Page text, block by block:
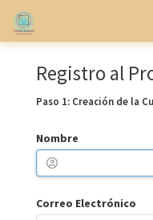
Registro al
Paso 1: Creación de la
Nombre
Correo Electrónico